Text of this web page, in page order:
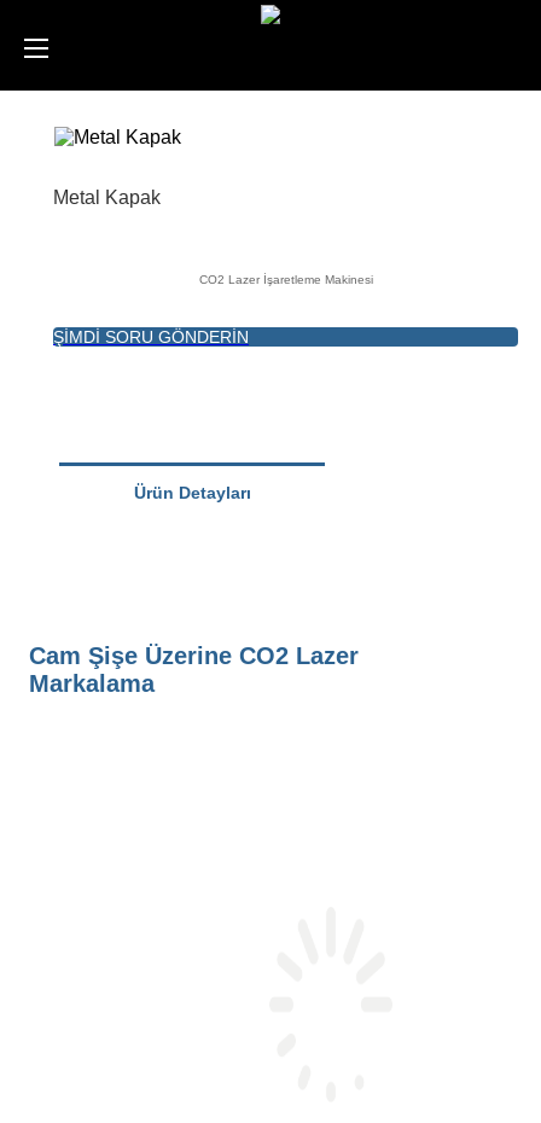
Metal Kapak
CO2 Lazer İşaretleme Makinesi
ŞİMDİ SORU GÖNDERİN
Ürün Detayları
Cam Şişe Üzerine CO2 Lazer
Markalama